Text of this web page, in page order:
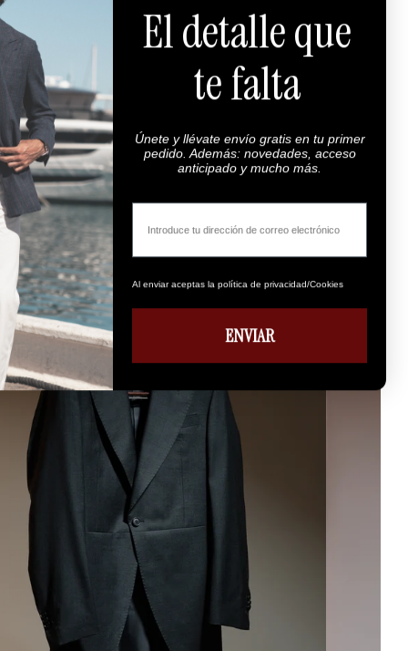
Máxima Calidad
100% tejidos de la más alta
calidad. Super 100s.
El detalle que
te falta
Únete y llévate envío gratis en tu primer
pedido. Además: novedades, acceso
anticipado y mucho más.
Email
Al enviar aceptas la política de privacidad/Cookies
ENVIAR